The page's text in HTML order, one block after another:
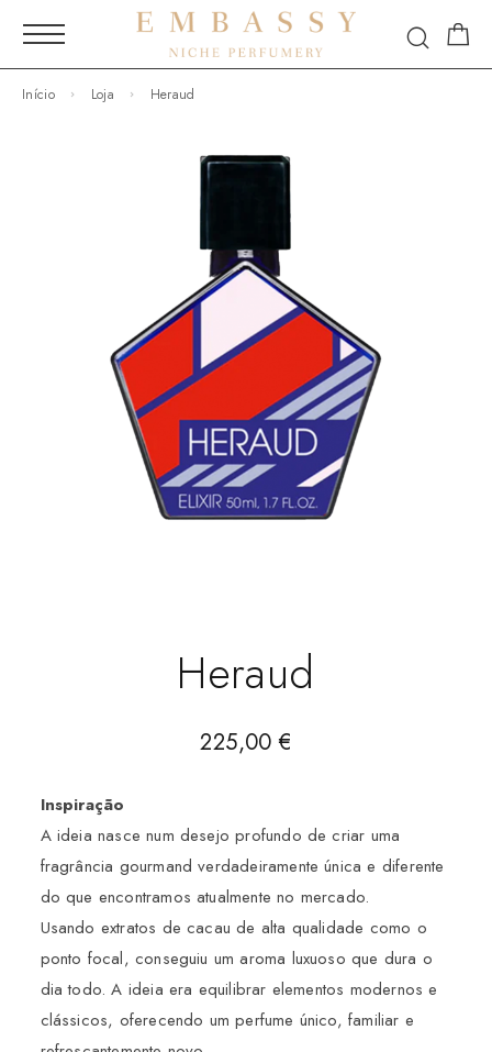
Início Loja Heraud
Heraud
225,00€
Inspiração
A ideia nasce num desejo profundo de criar uma
fragrância gourmand verdadeiramente única e diferente
do que encontramos atualmente no mercado.
Usando extratos de cacau de alta qualidade como o
ponto focal, conseguiu um aroma luxuoso que dura o
dia todo. A ideia era equilibrar elementos modernos e
clássicos, oferecendo um perfume único, familiar e